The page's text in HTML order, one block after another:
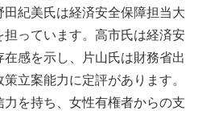
紀美氏は経済安全保障担当大
っています。高市氏は経済安
感を示し、片山氏は財務省出
立案能力に定評があります。
を持ち、女性有権者からの支